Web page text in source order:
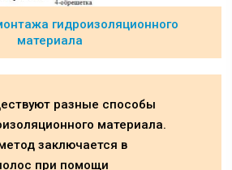
гидроизоляционного
материала
разные способы
материала.
заключается в
при помощи